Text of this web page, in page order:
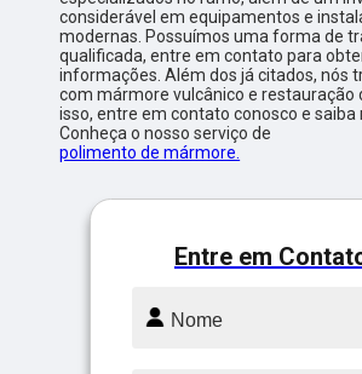
considerável em equipamentos e
modernas. Possuímos uma forma de
qualificada, entre em contato para
informações. Além dos já citados, nós
com mármore vulcânico e restauração
isso, entre em contato conosco e saiba
Conheça o nosso serviço de
polimento de mármore.
Entre em